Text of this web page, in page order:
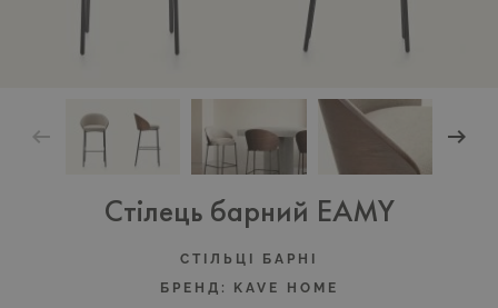
Стілець барний EAMY
СТІЛЬЦІ БАРНІ
БРЕНД:
KAVE HOME